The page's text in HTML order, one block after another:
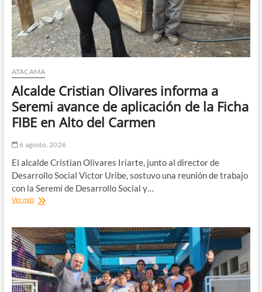
Atacama.
ATACAMA
Alcalde Cristian Olivares informa a
Seremi avance de aplicación de la Ficha
FIBE en Alto del Carmen
6 agosto, 2026
El alcalde Cristian Olivares Iriarte, junto al director de
Desarrollo Social Victor Uribe, sostuvo una reunión de trabajo
con la Seremi de Desarrollo Social y…
Ver másAlcalde
informa
a
Seremi
avance
de
aplicación